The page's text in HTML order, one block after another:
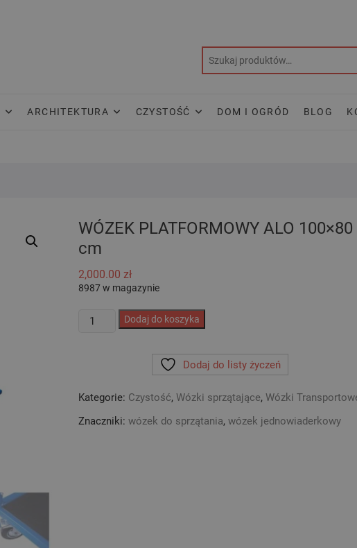
ARCHITEKTURA CZYSTOŚĆ DOM I OGRÓD BLOG
WÓZEK PLATFORMOWY ALO 100×80
cm
2,000.00 zł
8987 w magazynie
ilość
cm
Dodaj do koszyka
Dodaj do listy życzeń
Kategorie: Czystość, Wózki sprzątające, Wózki
Znaczniki: wózek do sprzątania, wózek jednowiaderkowy